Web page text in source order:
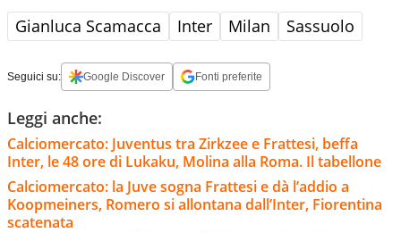
Gianluca Scamacca Inter Milan Sassuolo
Seguici su: Google Discover Fonti preferite
Leggi anche:
Calciomercato: Juventus tra Zirkzee e Frattesi, beffa
Inter, le 48 ore di Lukaku, Molina alla Roma. Il tabellone
Calciomercato: la Juve sogna Frattesi e dà l’addio a
Koopmeiners, Romero si allontana dall’Inter, Fiorentina
scatenata